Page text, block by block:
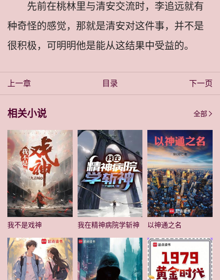
先前在桃林里与清安交流时，李追远就有
种奇怪的感觉，那就是清安对这件事，并不是
很积极，可明明他是能从这结果中受益的。
上一章 目录 下一页
相关小说 全部
我不是戏神 我在精神病院学斩神 以神通之名